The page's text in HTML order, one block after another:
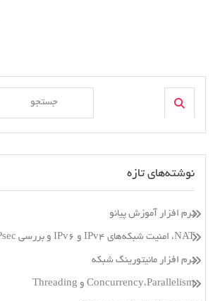
نوشته‌های تازه
نرم افزار آموزش پیانو
NAT، امنیت شبکه‌های IPv4 و IPv6 و بررسی IPsec
نرم افزار مانیتورینگ شبکه
Concurrency،Parallelism و Threading